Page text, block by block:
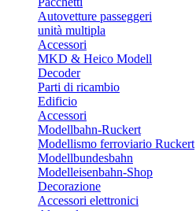
Autovetture passeggeri
unità multipla
Accessori
MKD & Heico Modell
Decoder
Parti di ricambio
Edificio
Accessori
Modellbahn-Ruckert
Modellismo ferroviario Ruckert
Modellbundesbahn
Modelleisenbahn-Shop
Decorazione
Accessori elettronici